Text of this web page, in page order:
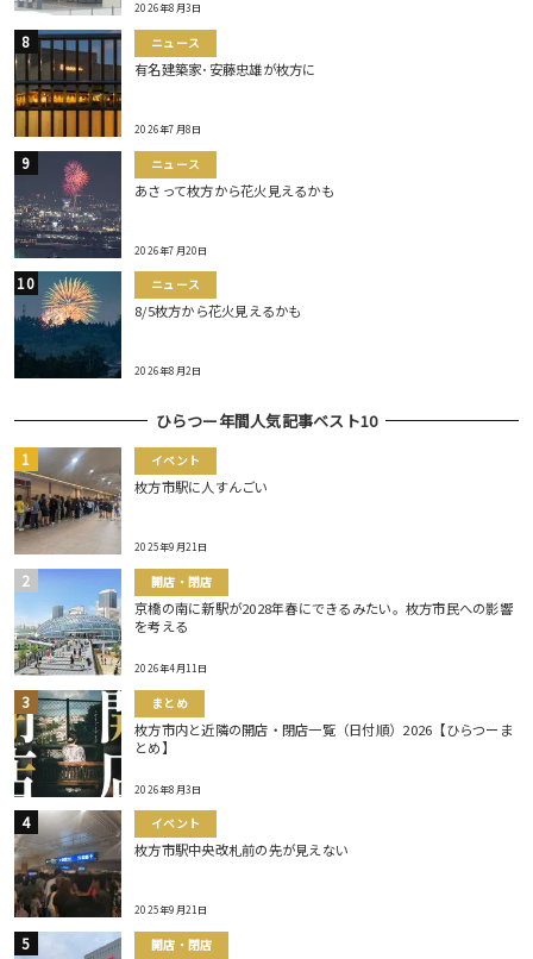
2026年8月3日
ニュース
有名建築家･安藤忠雄が枚方に
2026年7月8日
ニュース
あさって枚方から花火見えるかも
2026年7月20日
ニュース
8/5枚方から花火見えるかも
2026年8月2日
ひらつー年間人気記事ベスト10
イベント
枚方市駅に人すんごい
2025年9月21日
開店・閉店
京橋の南に新駅が2028年春にできるみたい。枚方市民への影響
を考える
2026年4月11日
まとめ
枚方市内と近隣の開店・閉店一覧（日付順）2026【ひらつーま
とめ】
2026年8月3日
イベント
枚方市駅中央改札前の先が見えない
2025年9月21日
開店・閉店